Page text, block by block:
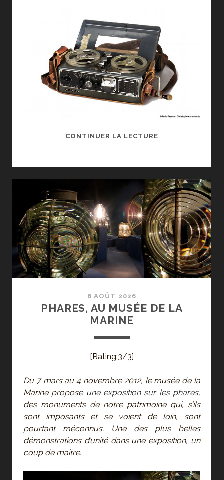
CONTINUER LA LECTURE
ARTS
ET
MÉTIERS
6 AOÛT 2026
PHARES, AU MUSÉE DE LA
MARINE
[Rating:3/3]
Du 7 mars au 4 novembre 2012, le musée de la
Marine propose une exposition sur les phares,
des monuments de notre patrimoine qui, s’ils
sont imposants et se voient de loin, sont
pourtant méconnus. Une des plus belles
démonstrations d’unité dans une exposition, un
coup de maître.